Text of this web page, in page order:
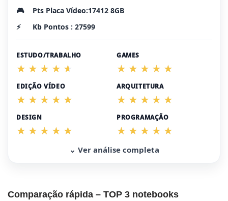
🎮
Pts Placa Vídeo:17412 8GB
⚡
Kb Pontos : 27599
ESTUDO/TRABALHO GAMES
EDIÇÃO VÍDEO ARQUITETURA
DESIGN PROGRAMAÇÃO
⌄ Ver análise completa
Comparação rápida – TOP 3 notebooks